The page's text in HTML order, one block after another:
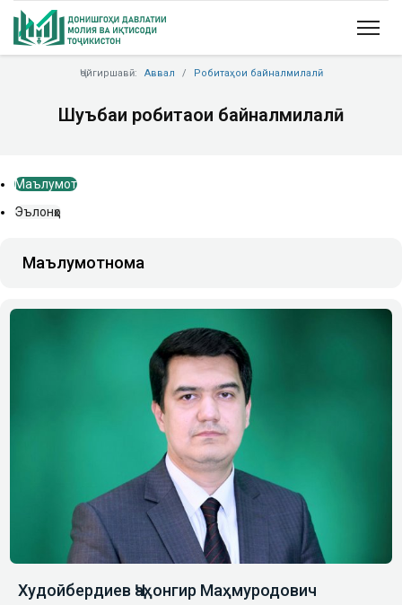
Ҷойгиршавӣ: Аввал Робитаҳои байналмилалӣ
Шуъбаи робитаҳои байналмилалӣ
Маълумот
Эълонҳо
Маълумотнома
Худойбердиев Ҷаҳонгир Маҳмуродович